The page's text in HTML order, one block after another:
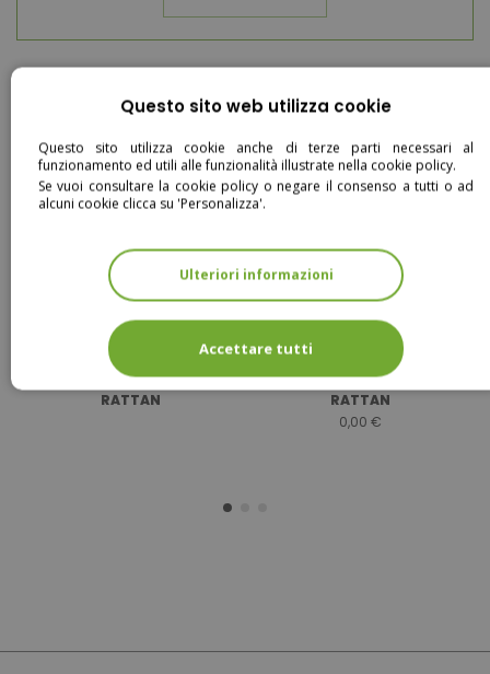
ARTICOLI
CORRELATI
RATTAN
RATTAN
0,00 €
Questo sito web utilizza cookie
Questo sito utilizza cookie anche di terze parti necessari al
funzionamento ed utili alle funzionalità illustrate nella cookie policy.
Se vuoi consultare la cookie policy o negare il consenso a tutti o ad
alcuni cookie clicca su 'Personalizza'.
Ulteriori informazioni
Accettare tutti